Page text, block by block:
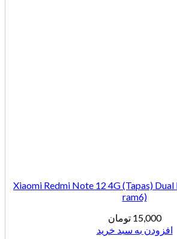
Xiaomi Redmi Note 12 4G (Tapas)
ram6)
15,000 تومان
افزودن به سبد خرید